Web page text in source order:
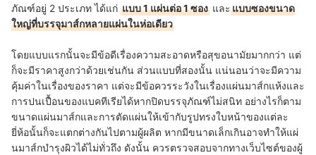
ภัณฑ์อยู่ 2 ประเภท ได้แก่ แบบ 1 แผ่นต่อ 1 ซอง และแบบซองขนาด
ใหญ่ที่บรรจุมาส์กหลายแผ่นในห่อเดียว
โดยแบบแรกนั้นจะมีข้อดีเรื่องความสะอาดหรือสุขอนามัยมากกว่า แต่
ก็จะมีราคาสูงกว่าด้วยเช่นกัน ส่วนแบบที่สองนั้น แน่นอนว่าจะมีความ
คุ้มค่าในเรื่องของราคา แต่จะมีข้อควรระวังในเรื่องแผ่นมาส์กแห้งและ
การปนเปื้อนของแบคทีเรียได้หากปิดบรรจุภัณฑ์ไม่สนิท อย่างไรก็ตาม
ขนาดแผ่นมาส์กและการตัดแผ่นให้เข้ากับรูปทรงใบหน้าของแต่ละ
ยี่ห้อนั้นก็จะแตกต่างกันไปตามผู้ผลิต หากมีขนาดเล็กเกินอาจทำให้แผ่
นมาส์กบำรุงผิวได้ไม่ทั่วถึง ดังนั้น ควรตรวจสอบจากทางเว็บไซต์ของผู้